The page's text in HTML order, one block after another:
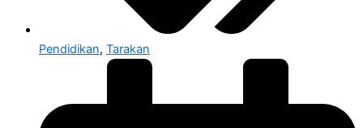
Pendidikan, Tarakan